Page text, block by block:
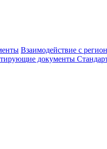
Взаимодействие с
документы